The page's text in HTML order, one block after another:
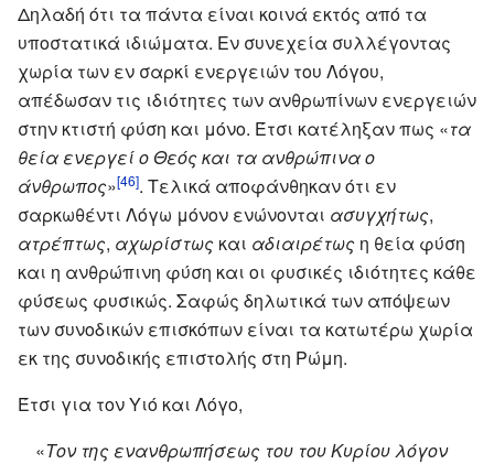
Δηλαδή ότι τα πάντα είναι κοινά εκτός από τα
υποστατικά ιδιώματα. Εν συνεχεία συλλέγοντας
χωρία των εν σαρκί ενεργειών του Λόγου,
απέδωσαν τις ιδιότητες των ανθρωπίνων ενεργειών
στην κτιστή φύση και μόνο. Έτσι κατέληξαν πως «τα
θεία ενεργεί ο Θεός και τα ανθρώπινα ο
άνθρωπος»[46]. Τελικά αποφάνθηκαν ότι εν
σαρκωθέντι Λόγω μόνον ενώνονται ασυγχήτως,
ατρέπτως, αχωρίστως και αδιαιρέτως η θεία φύση
και η ανθρώπινη φύση και οι φυσικές ιδιότητες κάθε
φύσεως φυσικώς. Σαφώς δηλωτικά των απόψεων
των συνοδικών επισκόπων είναι τα κατωτέρω χωρία
εκ της συνοδικής επιστολής στη Ρώμη.
Έτσι για τον Υιό και Λόγο,
«Τον της ενανθρωπήσεως του του Κυρίου λόγον